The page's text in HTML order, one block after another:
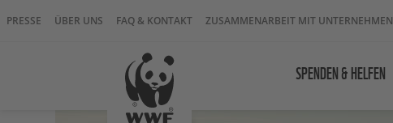
PRESSE ÜBER UNS FAQ & KONTAKT ZUSAMMENARBEIT MIT UNTERNEHMEN
SPENDEN & HELFEN